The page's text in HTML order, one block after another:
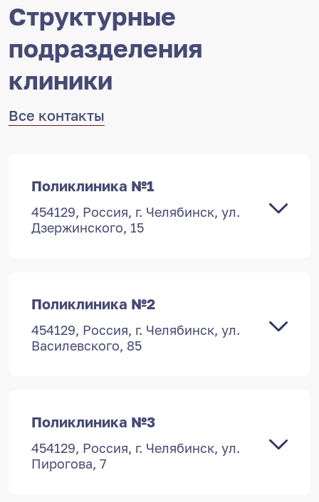
Структурные
подразделения
клиники
Все контакты
Поликлиника №1
454129, Россия, г. Челябинск, ул.
Дзержинского, 15
Поликлиника №2
454129, Россия, г. Челябинск, ул.
Василевского, 85
Поликлиника №3
454129, Россия, г. Челябинск, ул.
Пирогова, 7